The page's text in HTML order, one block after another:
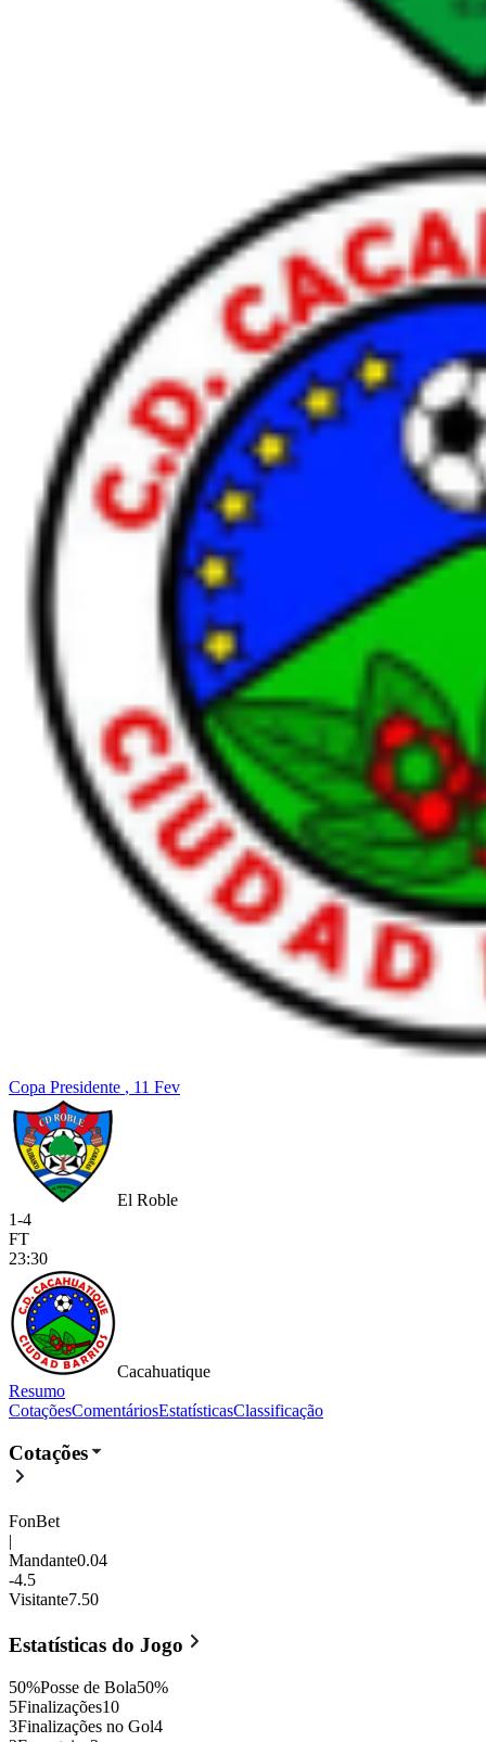
Copa Presidente , 11 Fev
El Roble
1-4
FT
23:30
Cacahuatique
Resumo
CotaçõesComentáriosEstatísticasClassificação
El Roble
Cotações
FonBet
|
Mandante0.04
-4.5
Visitante7.50
Estatísticas do Jogo
50%Posse de Bola50%
5Finalizações10
3Finalizações no Gol4